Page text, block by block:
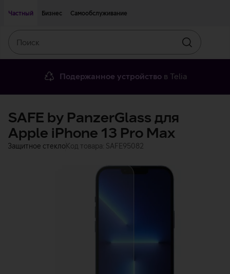
Частный
Бизнес Самообслуживание
Искать
Подержанное устройство в Telia
SAFE by PanzerGlass для
Apple iPhone 13 Pro Max
Защитное стекло Код товара: SAFE95082